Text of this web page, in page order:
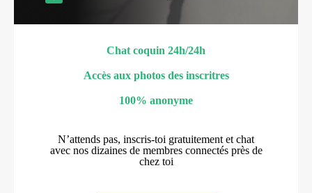
Chat coquin 24h/24h
Accès aux photos des inscritres
100% anonyme
N’attends pas, inscris-toi gratuitement et chat
avec nos dizaines de membres connectés près de
chez toi